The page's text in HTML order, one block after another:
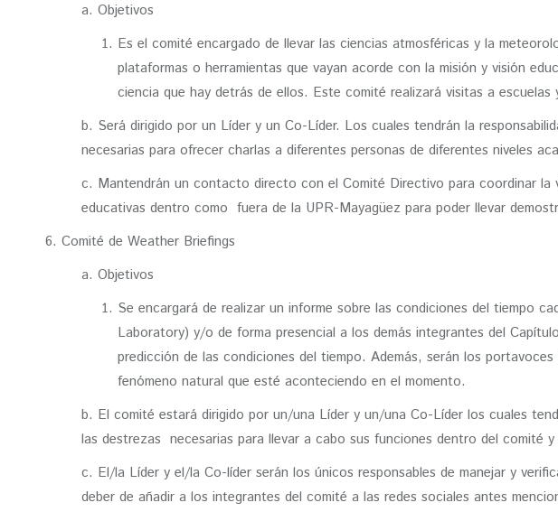
a. Objetivos
Es el comité encargado de llevar las ciencias atmosféricas y la
plataformas o herramientas que vayan acorde con la misión y visión
ciencia que hay detrás de ellos. Este comité realizará visitas a escuelas
b. Será dirigido por un Líder y un Co-Líder. Los cuales tendrán la
necesarias para ofrecer charlas a diferentes personas de diferentes niveles
c. Mantendrán un contacto directo con el Comité Directivo para coordinar
educativas dentro como fuera de la UPR-Mayagüez para poder llevar
6. Comité de Weather Briefings
a. Objetivos
Se encargará de realizar un informe sobre las condiciones del tiempo
Laboratory) y/o de forma presencial a los demás integrantes del
predicción de las condiciones del tiempo. Además, serán los
fenómeno natural que esté aconteciendo en el momento.
b. El comité estará dirigido por un/una Líder y un/una Co-Líder los cuales
las destrezas necesarias para llevar a cabo sus funciones dentro del comité
c. El/la Líder y el/la Co-líder serán los únicos responsables de manejar y
deber de añadir a los integrantes del comité a las redes sociales antes